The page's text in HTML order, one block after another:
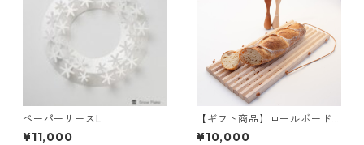
ペーパーリースL
¥11,000
【ギフト商品】ロールボード
とバターナイフセット
¥10,000